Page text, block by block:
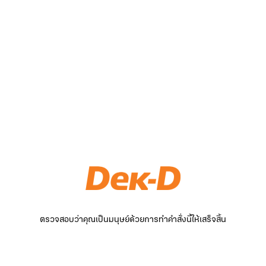
ตรวจสอบว่าคุณเป็นมนุษย์ด้วยการทำคำสั่งนี้ให้เสร็จสิ้น